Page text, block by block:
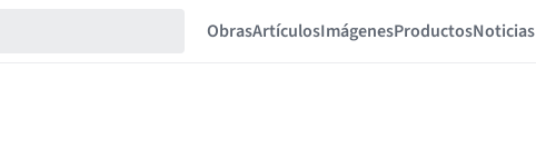
ObrasArtículosImágenesProductosNoticias